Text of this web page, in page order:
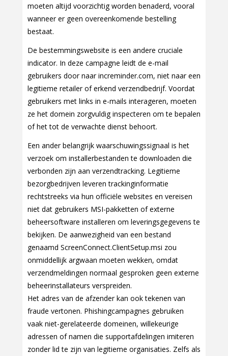
moeten altijd voorzichtig worden benaderd, vooral
wanneer er geen overeenkomende bestelling
bestaat.
De bestemmingswebsite is een andere cruciale
indicator. In deze campagne leidt de e-mail
gebruikers door naar increminder.com, niet naar een
legitieme retailer of erkend verzendbedrijf. Voordat
gebruikers met links in e-mails interageren, moeten
ze het domein zorgvuldig inspecteren om te bepalen
of het tot de verwachte dienst behoort.
Een ander belangrijk waarschuwingssignaal is het
verzoek om installerbestanden te downloaden die
verbonden zijn aan verzendtracking. Legitieme
bezorgbedrijven leveren trackinginformatie
rechtstreeks via hun officiële websites en vereisen
niet dat gebruikers MSI-pakketten of externe
beheersoftware installeren om leveringsgegevens te
bekijken. De aanwezigheid van een bestand
genaamd ScreenConnect.ClientSetup.msi zou
onmiddellijk argwaan moeten wekken, omdat
verzendmeldingen normaal gesproken geen externe
beheerinstallateurs verspreiden.
Het adres van de afzender kan ook tekenen van
fraude vertonen. Phishingcampagnes gebruiken
vaak niet-gerelateerde domeinen, willekeurige
adressen of namen die supportafdelingen imiteren
zonder lid te zijn van legitieme organisaties. Zelfs als